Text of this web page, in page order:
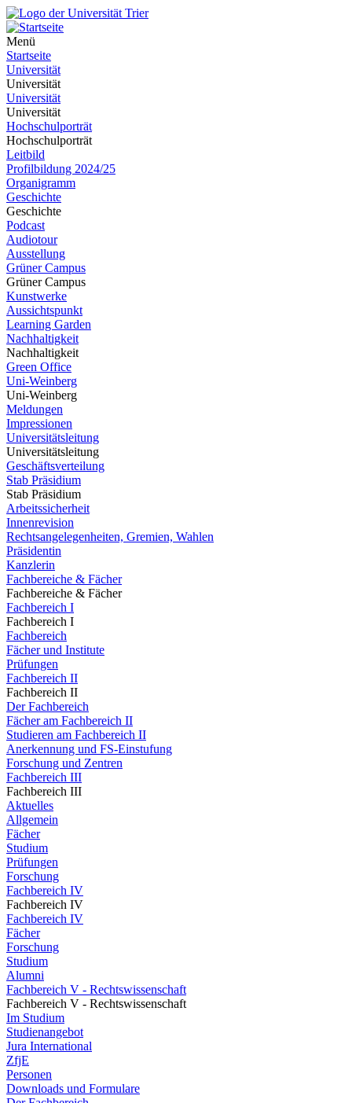
Menü
Startseite
Universität
Universität
Universität
Universität
Hochschulporträt
Hochschulporträt
Leitbild
Profilbildung 2024/25
Organigramm
Geschichte
Geschichte
Podcast
Audiotour
Ausstellung
Grüner Campus
Grüner Campus
Kunstwerke
Aussichtspunkt
Learning Garden
Nachhaltigkeit
Nachhaltigkeit
Green Office
Uni-Weinberg
Uni-Weinberg
Meldungen
Impressionen
Universitätsleitung
Universitätsleitung
Geschäftsverteilung
Stab Präsidium
Stab Präsidium
Arbeitssicherheit
Innenrevision
Rechtsangelegenheiten, Gremien, Wahlen
Präsidentin
Kanzlerin
Fachbereiche & Fächer
Fachbereiche & Fächer
Fachbereich I
Fachbereich I
Fachbereich
Fächer und Institute
Prüfungen
Fachbereich II
Fachbereich II
Der Fachbereich
Fächer am Fachbereich II
Studieren am Fachbereich II
Anerkennung und FS-Einstufung
Forschung und Zentren
Fachbereich III
Fachbereich III
Aktuelles
Allgemein
Fächer
Studium
Prüfungen
Forschung
Fachbereich IV
Fachbereich IV
Fachbereich IV
Fächer
Forschung
Studium
Alumni
Fachbereich V - Rechtswissenschaft
Fachbereich V - Rechtswissenschaft
Im Studium
Studienangebot
Jura International
ZfjE
Personen
Downloads und Formulare